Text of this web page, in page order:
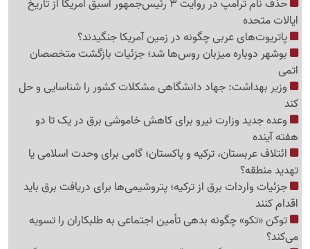
حذف نام ترامپ در روایت 3 رئیس‌جمهور اسبق آمریکا از تاریخ
ایالات متحده
پاتریوت‌های عربی چگونه در زمین آمریکا جنگیدند؟
بوشهر دوباره میزبان روس‌ها شد؛ جزئیات بازگشت متخصصان
اتمی
وزیر بهداشت: جهاد دانشگاهی مشکلات کشور را شناسایی و حل
کند
وعده جدید وزارت نیرو برای کاهش خاموشی برق در یک تا دو
هفته آینده
ائتلاف عربستان، ترکیه و پاکستان؛ گامی برای وحدت اسلامی یا
تهدید منطقه؟
جزئیات واردات برق از ترکیه؛ پتروشیمی‌ها برای دریافت برق باید
اقدام کنند
توکن «تکو» چگونه بدهی تأمین اجتماعی به طلبکاران را تسویه
می‌کند؟